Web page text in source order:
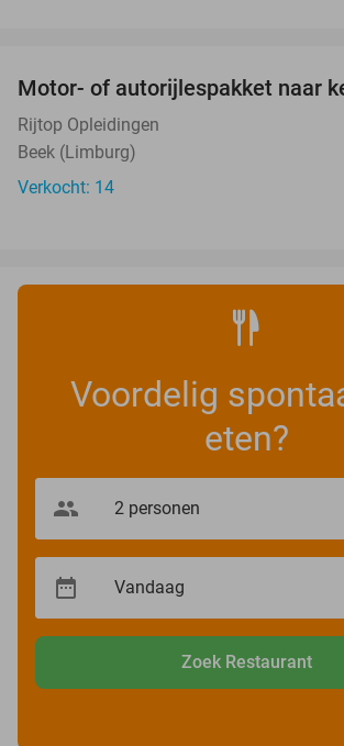
Motor- of autorijlespakket naar
Rijtop Opleidingen
Beek (Limburg)
Verkocht: 14
Voordelig
eten?
Zoek Restaurant